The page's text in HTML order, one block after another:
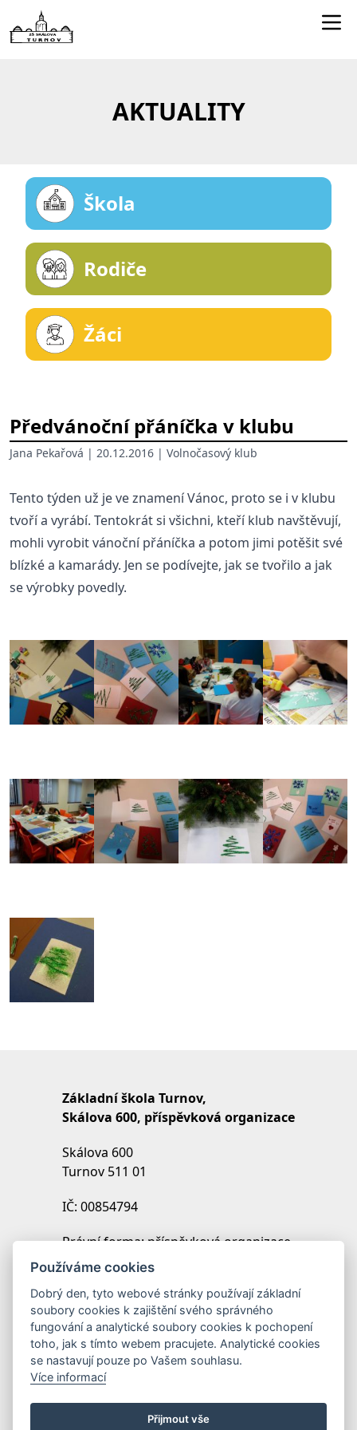
Kontakty
AKTUALITY
Škola
Rodiče
Žáci
Předvánoční přáníčka v klubu
Jana Pekařová | 20.12.2016 | Volnočasový klub
Tento týden už je ve znamení Vánoc, proto se i v klubu
tvoří a vyrábí. Tentokrát si všichni, kteří klub navštěvují,
mohli vyrobit vánoční přáníčka a potom jimi potěšit své
blízké a kamarády. Jen se podívejte, jak se tvořilo a jak
se výrobky povedly.
Základní škola Turnov,
Skálova 600, příspěvková organizace
Skálova 600
Turnov 511 01
IČ: 00854794
Právní forma: příspěvková organizace
IZO: 102454027
Zřizovatel: Město Turnov
Používáme cookies
Dobrý den, tyto webové stránky používají základní
soubory cookies k zajištění svého správného
fungování a analytické soubory cookies k pochopení
toho, jak s tímto webem pracujete. Analytické cookies
se nastavují pouze po Vašem souhlasu.
Více informací
Přijmout vše